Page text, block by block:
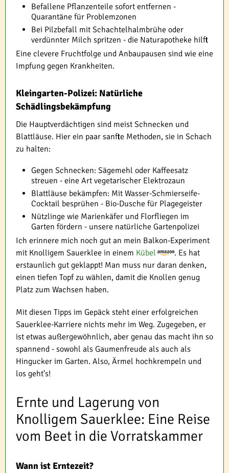
Befallene Pflanzenteile sofort entfernen -
Quarantäne für Problemzonen
Bei Pilzbefall mit Schachtelhalmbrühe oder
verdünnter Milch spritzen - die Naturapotheke hilft
Eine clevere Fruchtfolge und Anbaupausen sind wie eine
Impfung gegen Krankheiten.
Kleingarten-Polizei: Natürliche
Schädlingsbekämpfung
Die Hauptverdächtigen sind meist Schnecken und
Blattläuse. Hier ein paar sanfte Methoden, sie in Schach
zu halten:
Gegen Schnecken: Sägemehl oder Kaffeesatz
streuen - eine Art vegetarischer Elektrozaun
Blattläuse bekämpfen: Mit Wasser-Schmierseife-
Cocktail besprühen - Bio-Dusche für Plagegeister
Nützlinge wie Marienkäfer und Florfliegen im
Garten fördern - unsere natürliche Gartenpolizei
Ich erinnere mich noch gut an mein Balkon-Experiment
mit Knolligem Sauerklee in einem Kübel
. Es hat
erstaunlich gut geklappt! Man muss nur daran denken,
einen tiefen Topf zu wählen, damit die Knollen genug
Platz zum Wachsen haben.
Mit diesen Tipps im Gepäck steht einer erfolgreichen
Sauerklee-Karriere nichts mehr im Weg. Zugegeben, er
ist etwas außergewöhnlich, aber genau das macht ihn so
spannend - sowohl als Gaumenfreude als auch als
Hingucker im Garten. Also, Ärmel hochkrempeln und
los geht's!
Ernte und Lagerung von
Knolligem Sauerklee: Eine Reise
vom Beet in die Vorratskammer
Wann ist Erntezeit?